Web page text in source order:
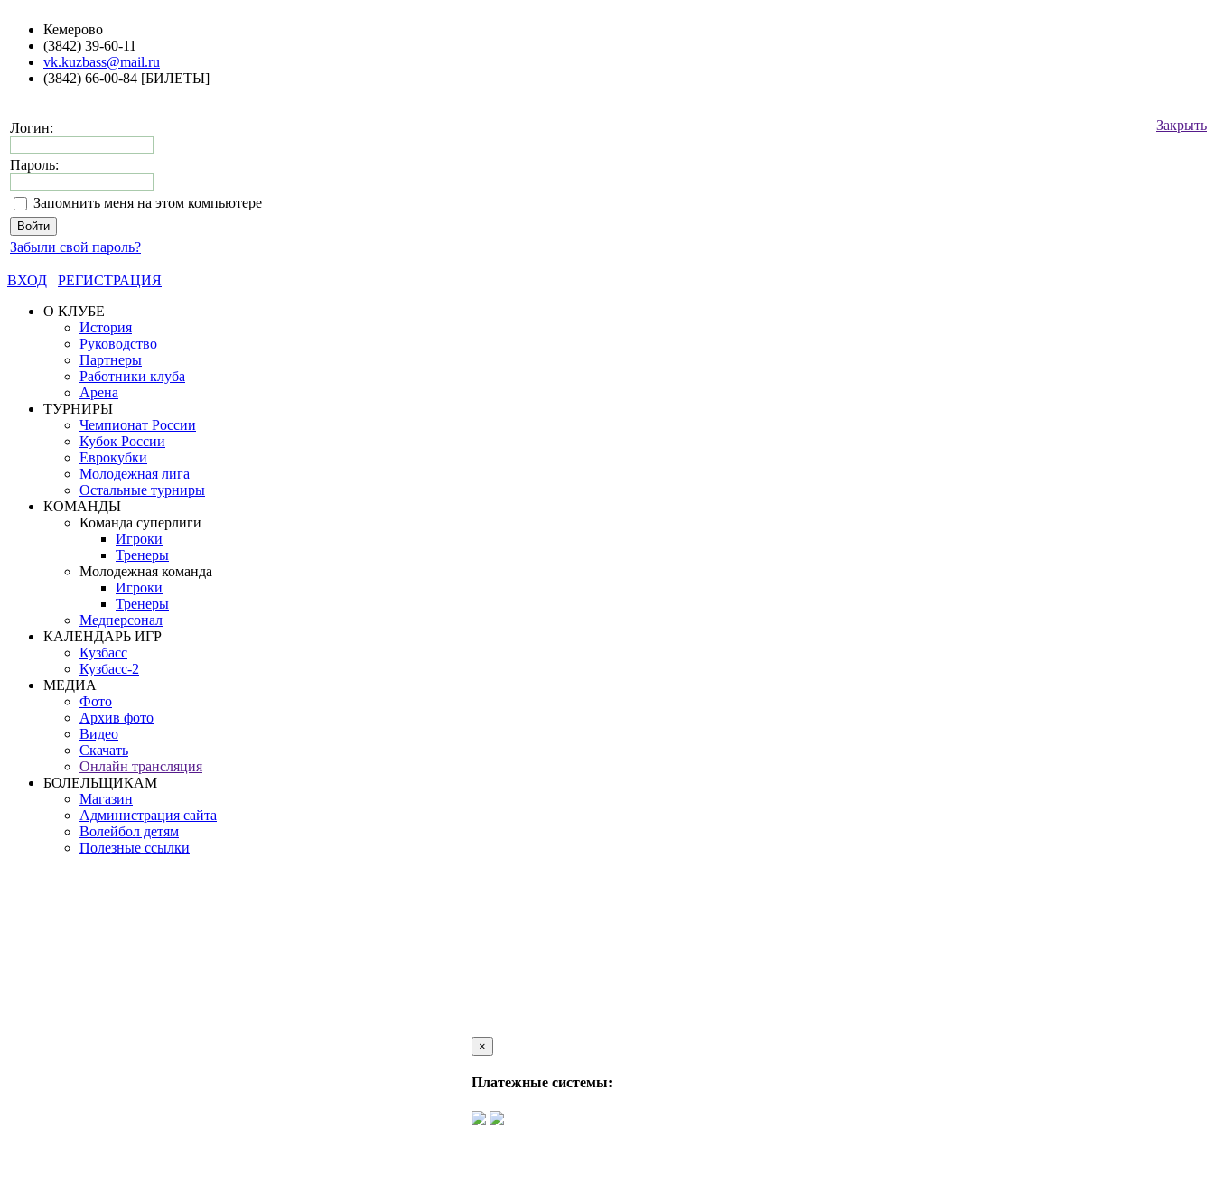
Кемерово
(3842) 39-60-11
vk.kuzbass@mail.ru
(3842) 66-00-84 [БИЛЕТЫ]
Закрыть
Логин:
Пароль:
Запомнить меня на этом компьютере
Забыли свой пароль?
ВХОД
РЕГИСТРАЦИЯ
О КЛУБЕ
История
Руководство
Партнеры
Работники клуба
Арена
ТУРНИРЫ
Чемпионат России
Кубок России
Еврокубки
Молодежная лига
Остальные турниры
КОМАНДЫ
Команда суперлиги
Игроки
Тренеры
Молодежная команда
Игроки
Тренеры
Медперсонал
КАЛЕНДАРЬ ИГР
Кузбасс
Кузбасс-2
МЕДИА
Фото
Архив фото
Видео
Скачать
Онлайн трансляция
БОЛЕЛЬЩИКАМ
Магазин
Администрация сайта
Волейбол детям
Полезные ссылки
×
Платежные системы: